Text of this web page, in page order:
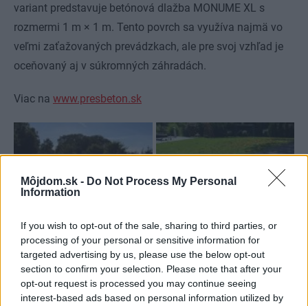
Môjdom.sk - Do Not Process My Personal
Information
If you wish to opt-out of the sale, sharing to third parties, or
processing of your personal or sensitive information for
targeted advertising by us, please use the below opt-out
section to confirm your selection. Please note that after your
opt-out request is processed you may continue seeing
interest-based ads based on personal information utilized by
variant predstavuje betónová dlažba MONUME XL s
rozmermi 1 m × 1 m. Tento povrch sa využíva najmä vo
veľmi zaťažovaných prevádzkach, ale pre svoj vzhľad je
oceňovaný aj v súkromných záhradách.
Viac na www.presbeton.sk